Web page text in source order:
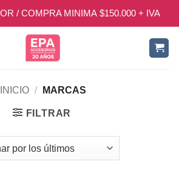
/ COMPRA MINIMA $150.000 + IVA
INICIO / MARCAS
FILTRAR